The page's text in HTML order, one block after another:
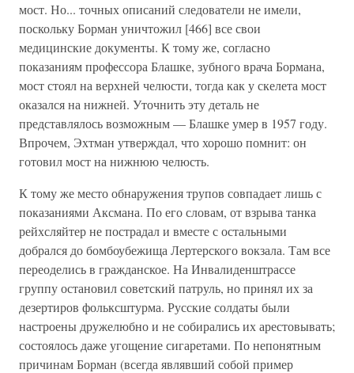
мост. Но... точных описаний следователи не имели,
поскольку Борман уничтожил [466] все свои
медицинские документы. К тому же, согласно
показаниям профессора Блашке, зубного врача Бормана,
мост стоял на верхней челюсти, тогда как у скелета мост
оказался на нижней. Уточнить эту деталь не
представлялось возможным — Блашке умер в 1957 году.
Впрочем, Эхтман утверждал, что хорошо помнит: он
готовил мост на нижнюю челюсть.
К тому же место обнаружения трупов совпадает лишь с
показаниями Аксмана. По его словам, от взрыва танка
рейхсляйтер не пострадал и вместе с остальными
добрался до бомбоубежища Лертерского вокзала. Там все
переоделись в гражданское. На Инвалиденштрассе
группу остановил советский патруль, но принял их за
дезертиров фольксштурма. Русские солдаты были
настроены дружелюбно и не собирались их арестовывать;
состоялось даже угощение сигаретами. По непонятным
причинам Борман (всегда являвший собой пример